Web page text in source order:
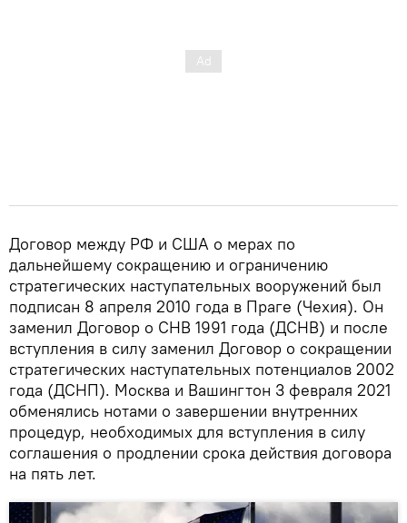
Договор между РФ и США о мерах по
дальнейшему сокращению и ограничению
стратегических наступательных вооружений был
подписан 8 апреля 2010 года в Праге (Чехия). Он
заменил Договор о СНВ 1991 года (ДСНВ) и после
вступления в силу заменил Договор о сокращении
стратегических наступательных потенциалов 2002
года (ДСНП). Москва и Вашингтон 3 февраля 2021
обменялись нотами о завершении внутренних
процедур, необходимых для вступления в силу
соглашения о продлении срока действия договора
на пять лет.